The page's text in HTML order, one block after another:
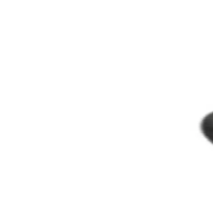
Mor tonları ve mobilya yerleşimi
Ceramical MS1 ve MSR2
Ceramical MS1 ve MSR2
Noki Büro Bant ve Palifix